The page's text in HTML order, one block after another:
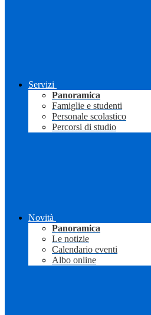
Servizi
Panoramica
Famiglie e studenti
Personale scolastico
Percorsi di studio
Novità
Panoramica
Le notizie
Calendario eventi
Albo online